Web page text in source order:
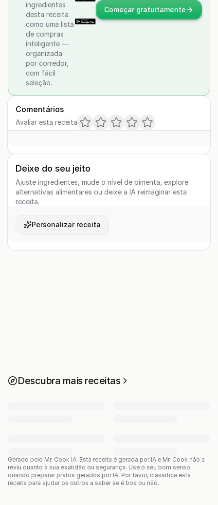
ingredientes
desta receita
como uma lista
de compras
inteligente —
organizada
por corredor,
com fácil
seleção.
Começar gratuitamente
Comentários
Avaliar esta receita
Deixe do seu jeito
Ajuste ingredientes, mude o nível de pimenta, explore
alternativas alimentares ou deixe a IA reimaginar esta
receita.
Personalizar receita
Descubra mais receitas
Gerado pelo Mr. Cook IA. Esta receita é gerada por IA e Mr. Cook não a
reviu quanto à sua exatidão ou segurança. Use o seu bom senso
quando preparar pratos gerados por IA. Por favor, classifica esta
receita para ajudar os outros a saber se é boa ou não.